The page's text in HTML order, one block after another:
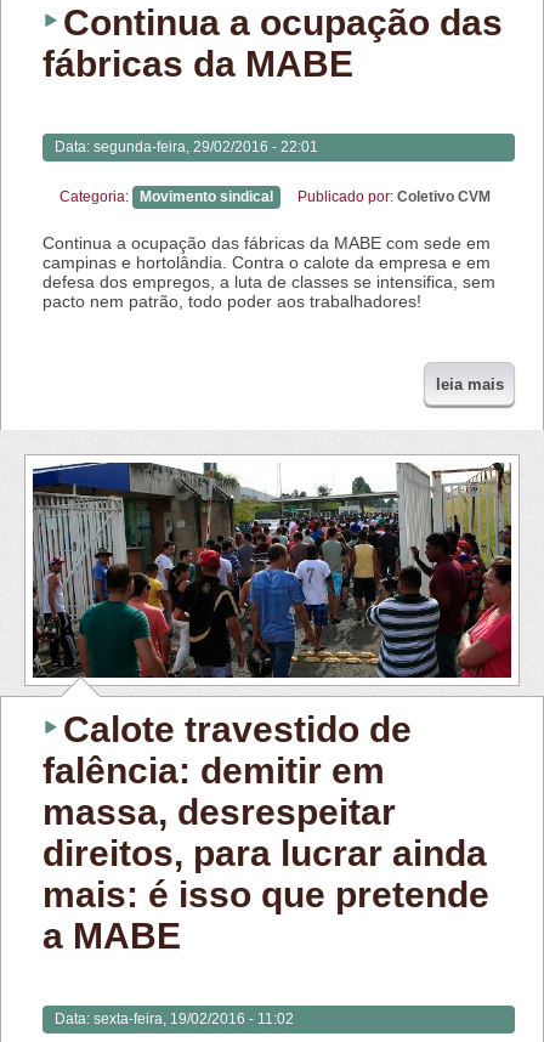
Continua a ocupação das
fábricas da MABE
Data: segunda-feira, 29/02/2016 - 22:01
Categoria: Movimento sindical Publicado por: Coletivo CVM
Continua a ocupação das fábricas da MABE com sede em
campinas e hortolândia. Contra o calote da empresa e em
defesa dos empregos, a luta de classes se intensifica, sem
pacto nem patrão, todo poder aos trabalhadores!
leia mais
Calote travestido de
falência: demitir em
massa, desrespeitar
direitos, para lucrar ainda
mais: é isso que pretende
a MABE
Data: sexta-feira, 19/02/2016 - 11:02